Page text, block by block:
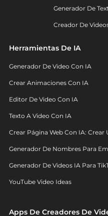
Generador De
Creador De
Herramientas De IA
Generador De Video Con IA
Crear Animaciones Con IA
Editor De Video Con IA
Texto A Video Con IA
Crear Página Web Con IA:
Generador De Nombres Para
Generador De Videos IA Para
YouTube Video Ideas
Apps De Creadores De